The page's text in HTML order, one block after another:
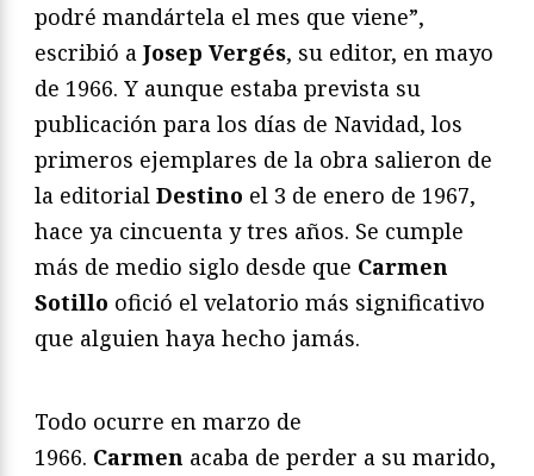
podré mandártela el mes que viene”,
escribió a Josep Vergés, su editor, en mayo
de 1966. Y aunque estaba prevista su
publicación para los días de Navidad, los
primeros ejemplares de la obra salieron de
la editorial Destino el 3 de enero de 1967,
hace ya cincuenta y tres años. Se cumple
más de medio siglo desde que Carmen
Sotillo ofició el velatorio más significativo
que alguien haya hecho jamás.
Todo ocurre en marzo de
1966. Carmen acaba de perder a su marido,